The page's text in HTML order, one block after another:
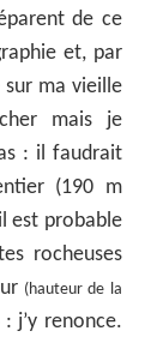
de ce
et, par
ma vieille
mais je
: il faudrait
(190 m
est probable
rocheuses
(hauteur de la
: j’y renonce.